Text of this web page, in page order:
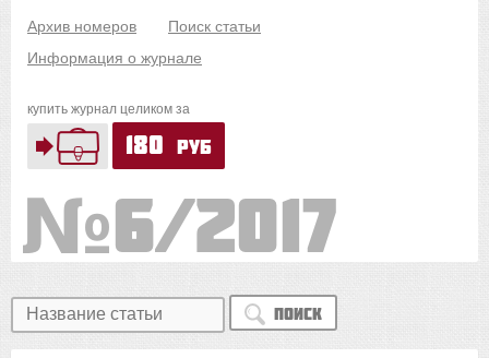
Архив номеров
Поиск статьи
Информация о журнале
купить журнал целиком за
180 руб
6/2017
Поиск